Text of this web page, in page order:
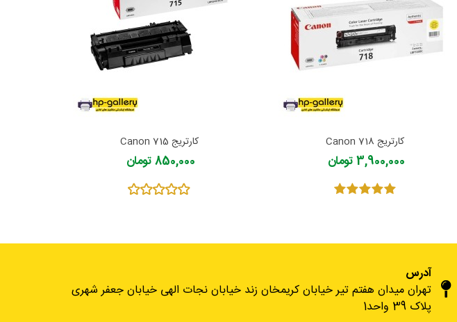
کارتریج Canon 718
3,900,000 تومان
کارتریج Canon 715
850,000 تومان
آدرس
تهران میدان هفتم تیر خیابان کریمخان زند خیابان نجات الهی خیابان جعفر شهری
پلاک 39 واحد1